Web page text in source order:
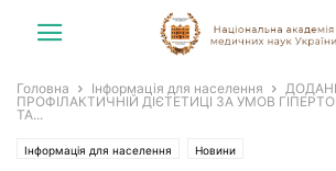
Головна Інформація для населення
ПРОФІЛАКТИЧНІЙ ДІЄТЕТИЦІ ЗА УМОВ
ТА...
Інформація для населення Новини